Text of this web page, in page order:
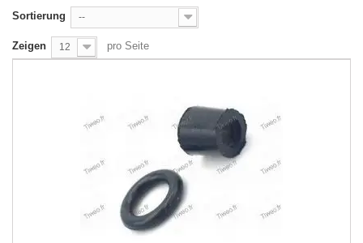
Sortierung --
Zeigen 12 pro Seite